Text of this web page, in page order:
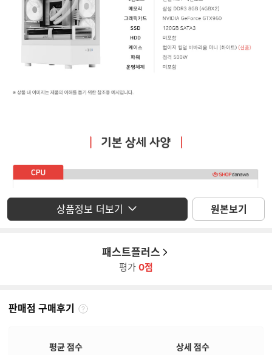
상품정보 더보기 원본보기
패스트플러스
평가 0점
판매점 구매후기
판
평균 점수 상세 점수